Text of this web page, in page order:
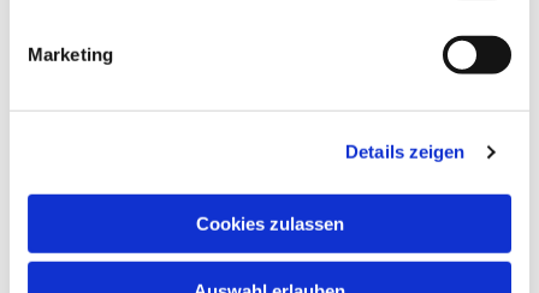
Marketing
Details zeigen
Cookies zulassen
interessieren